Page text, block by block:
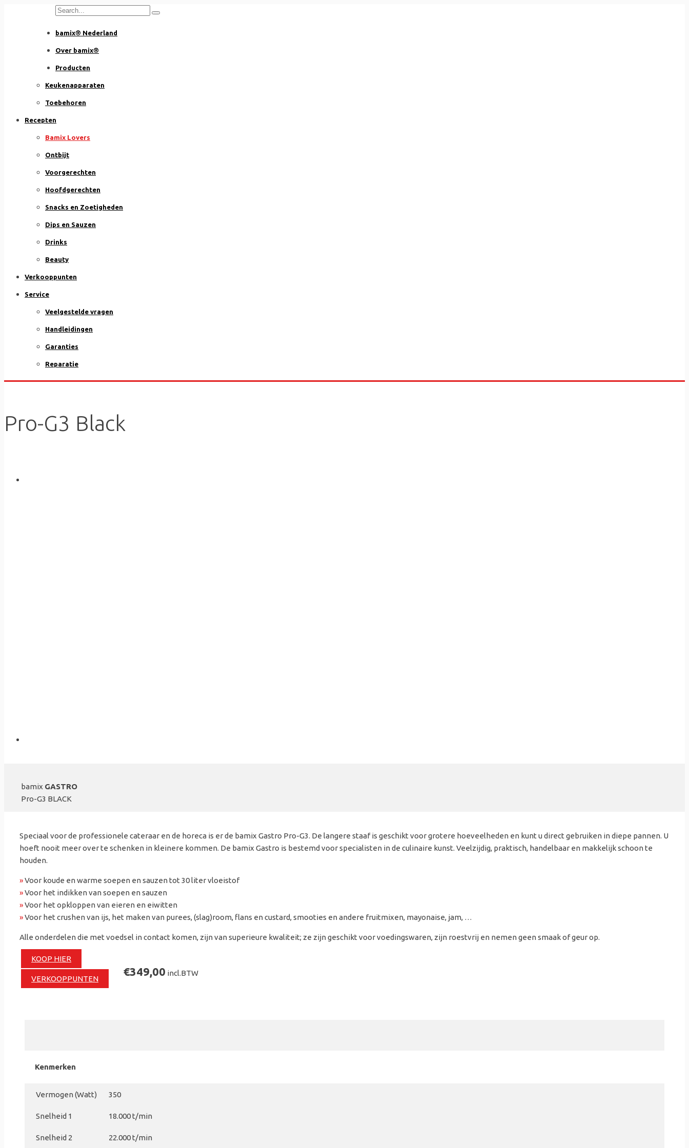
bamix® Nederland
Over bamix®
Producten
Keukenapparaten
Toebehoren
Recepten
Bamix Lovers
Ontbijt
Voorgerechten
Hoofdgerechten
Snacks en Zoetigheden
Dips en Sauzen
Drinks
Beauty
Verkooppunten
Service
Veelgestelde vragen
Handleidingen
Garanties
Reparatie
Pro-G3 Black
bamix GASTRO
Pro-G3 BLACK
Speciaal voor de professionele cateraar en de horeca is er de bamix Gastro Pro-G3. De langere staaf is geschikt voor grotere hoeveelheden en kunt u direct gebruiken in diepe pannen. U
hoeft nooit meer over te schenken in kleinere kommen. De bamix Gastro is bestemd voor specialisten in de culinaire kunst. Veelzijdig, praktisch, handelbaar en makkelijk schoon te
houden.
»Voor koude en warme soepen en sauzen tot 30 liter vloeistof
»Voor het indikken van soepen en sauzen
»Voor het opkloppen van eieren en eiwitten
»Voor het crushen van ijs, het maken van purees, (slag)room, flans en custard, smooties en andere fruitmixen, mayonaise, jam, …
Alle onderdelen die met voedsel in contact komen, zijn van superieure kwaliteit; ze zijn geschikt voor voedingswaren, zijn roestvrij en nemen geen smaak of geur op.
KOOP HIER
VERKOOPPUNTEN
€349,00 incl.BTW
Kenmerken
Vermogen (Watt) 350
Snelheid 1 18.000 t/min
Snelheid 2 22.000 t/min